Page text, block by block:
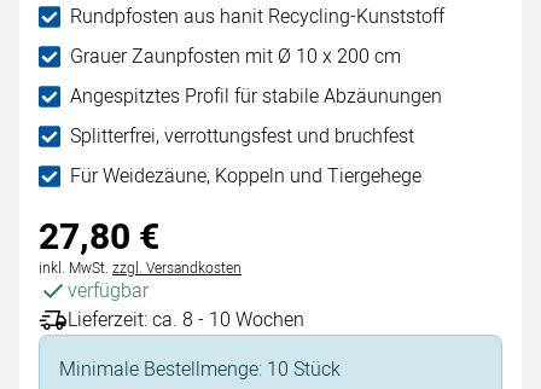
Rundpfosten aus hanit Recycling-Kunststoff
Grauer Zaunpfosten mit Ø 10 x 200 cm
Angespitztes Profil für stabile Abzäunungen
Splitterfrei, verrottungsfest und bruchfest
Für Weidezäune, Koppeln und Tiergehege
27,80 €
Steuerhinweis:
inkl. MwSt. zzgl. Versandkosten
verfügbar
Lieferzeit: ca. 8 - 10 Wochen
Minimale Bestellmenge: 10 Stück